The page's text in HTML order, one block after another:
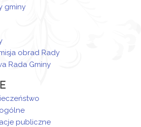
gminy
obrad Rady
Rada Gminy
publiczne